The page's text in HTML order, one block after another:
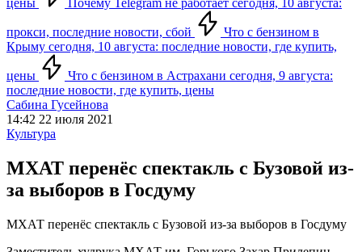
цены Почему Telegram не работает сегодня, 10 августа:
прокси, последние новости, сбой
Что с бензином в
Крыму сегодня, 10 августа: последние новости, где купить,
цены
Что с бензином в Астрахани сегодня, 9 августа:
последние новости, где купить, цены
Сабина Гусейнова
14:42 22 июля 2021
Культура
МХАТ перенёс спектакль с Бузовой из-
за выборов в Госдуму
МХАТ перенёс спектакль с Бузовой из-за выборов в Госдуму